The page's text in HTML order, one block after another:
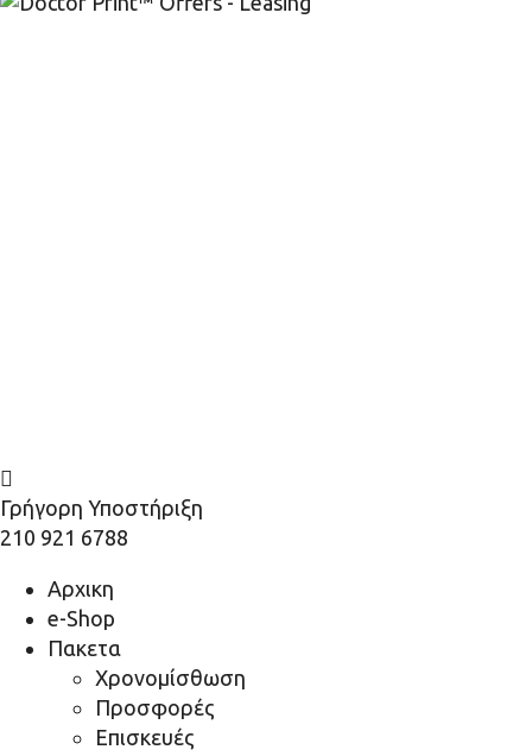
Γρήγορη Υποστήριξη
210 921 6788
Αρχικη
e-Shop
Πακετα
Χρονομίσθωση
Προσφορές
Επισκευές